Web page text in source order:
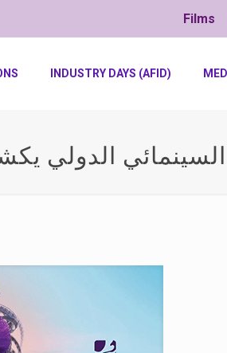
Films
INDUSTRY DAYS (AFID)
الدولي